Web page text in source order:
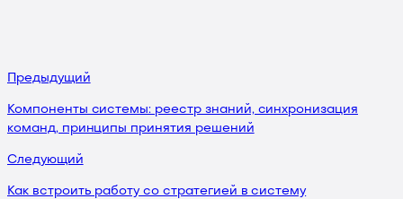
Предыдущий
Компоненты системы: реестр знаний, синхронизация
команд, принципы принятия решений
Следующий
Как встроить работу со стратегией в систему